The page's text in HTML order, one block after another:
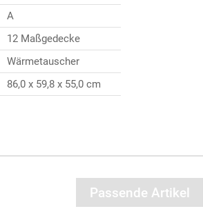
A
12 Maßgedecke
Wärmetauscher
86,0 x 59,8 x 55,0 cm
Passende Artikel